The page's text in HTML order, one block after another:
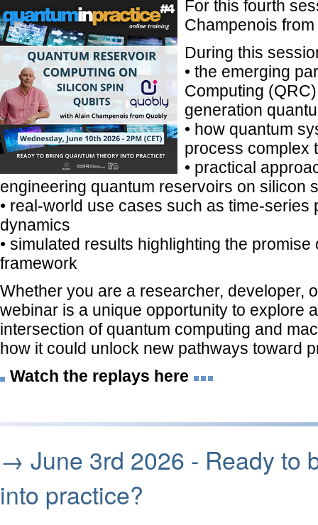
For this fourth
Champenois
During this
• the emerging
Computing
generation
• how quantum
process complex
• practical
engineering quantum reservoirs on silicon
• real-world use cases such as time-
dynamics
• simulated results highlighting the
framework
Whether you are a researcher, developer,
webinar is a unique opportunity to explore
intersection of quantum computing and
how it could unlock new pathways toward
Watch the replays here
→ June 3rd 2026 - Ready to
into practice?